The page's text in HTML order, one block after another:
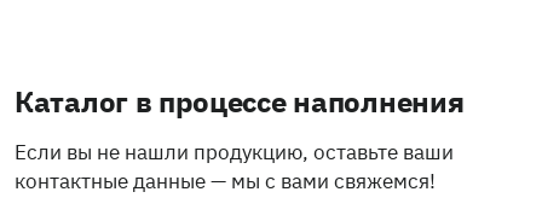
Каталог в процессе наполнения
Если вы не нашли продукцию, оставьте ваши
контактные данные — мы с вами свяжемся!